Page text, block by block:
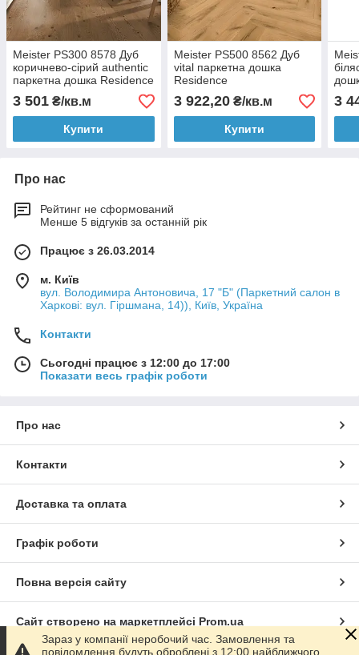
Meister PS300 8578 Дуб
коричнево-сірий authentic
паркетна дошка Residence
3 501 ₴/кв.м
Купити
Meister PS500 8562 Дуб
vital паркетна дошка
Residence
3 922,20₴/кв.м
Купити
3
Про нас
Рейтинг не сформований
Менше 5 відгуків за останній рік
Працює з 26.03.2014
м. Київ
вул. Володимира Антоновича, 17 "Б" (Паркетний салон в
Харкові: вул. Гіршмана, 14)), Київ, Україна
Контакти
Сьогодні працює з 12:00 до 17:00
Показати весь графік роботи
Про нас
Контакти
Доставка та оплата
Графік роботи
Повна версія сайту
Сайт створено на маркетплейсі Prom.ua
Зараз у компанії неробочий час. Замовлення та
повідомлення будуть оброблені з 12:00 найближчого